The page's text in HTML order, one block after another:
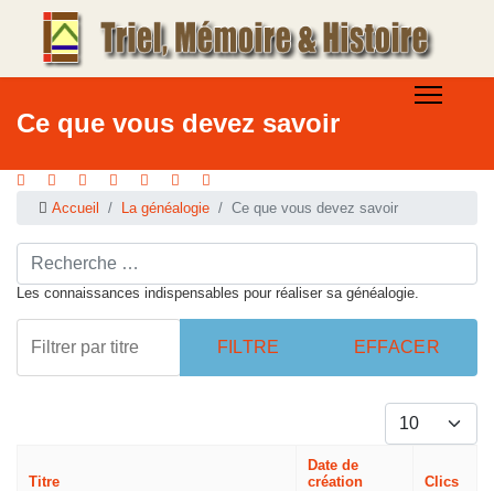
Ce que vous devez savoir
Accueil La généalogie Ce que vous devez savoir
Rechercher ...
Les connaissances indispensables pour réaliser sa généalogie.
Filtrer par titre
FILTRE EFFACER
Afficher #
Titre
Date de
création
Clics